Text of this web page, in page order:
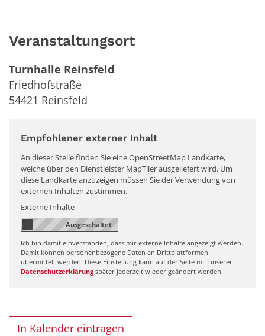
Veranstaltungsort
Turnhalle Reinsfeld
Friedhofstraße
54421 Reinsfeld
Empfohlener externer Inhalt
An dieser Stelle finden Sie eine OpenStreetMap Landkarte,
welche über den Dienstleister MapTiler ausgeliefert wird. Um
diese Landkarte anzuzeigen müssen Sie der Verwendung von
externen Inhalten zustimmen.
Externe Inhalte
Ich bin damit einverstanden, dass mir externe Inhalte angezeigt werden.
Damit können personenbezogene Daten an Drittplattformen
übermittelt werden. Diese Einstellung kann auf der Seite mit unserer
Datenschutzerklärung später jederzeit wieder geändert werden.
In Kalender eintragen